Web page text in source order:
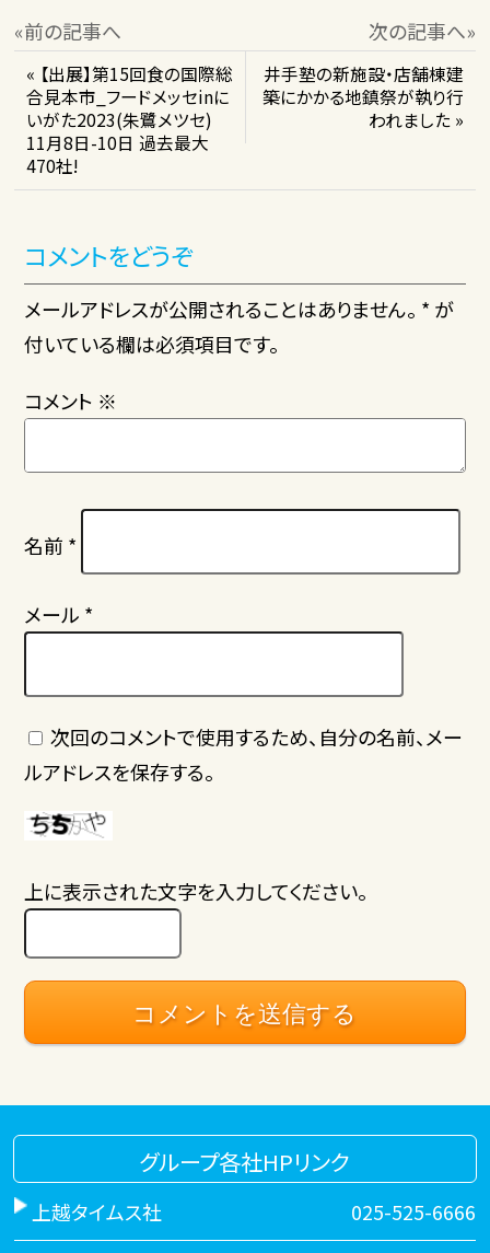
«前の記事へ 次の記事へ»
« 【出展】第15回食の国際総
合見本市_フードメッセinに
いがた2023(朱鷺メツセ)
11月8日-10日 過去最大
470社!
井手塾の新施設・店舗棟建
築にかかる地鎮祭が執り行
われました »
コメントをどうぞ
メールアドレスが公開されることはありません。 * が
付いている欄は必須項目です。
コメント ※
名前 *
メール *
次回のコメントで使用するため、自分の名前、メー
ルアドレスを保存する。
上に表示された文字を入力してください。
グループ各社HPリンク
上越タイムス社 025-525-6666